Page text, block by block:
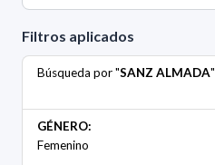
Filtros aplicados
Búsqueda por "SANZ ALMADA"
GÉNERO:
Femenino